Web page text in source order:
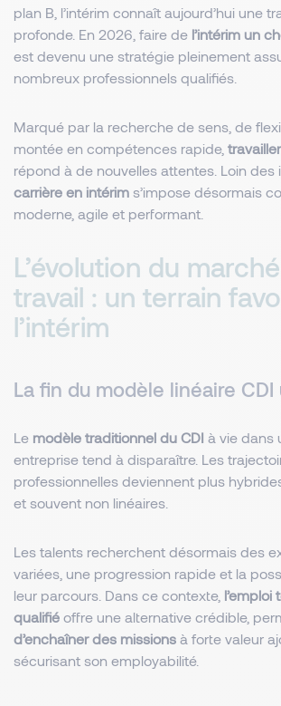
plan B, l’intérim connaît aujourd’hui une
profonde. En 2026, faire de l’intérim un
est devenu une stratégie pleinement
nombreux professionnels qualifiés.
Marqué par la recherche de sens, de
montée en compétences rapide,
répond à de nouvelles attentes. Loin des
carrière en intérim s’impose désormais
moderne, agile et performant.
L’évolution du
travail : un terrain
l’intérim
La fin du modèle linéaire CDI
Le modèle traditionnel du CDI à vie dans
entreprise tend à disparaître. Les
professionnelles deviennent plus
et souvent non linéaires.
Les talents recherchent désormais des
variées, une progression rapide et la
leur parcours. Dans ce contexte, l’emploi
qualifié offre une alternative crédible,
d’enchaîner des missions à forte valeur
sécurisant son employabilité.